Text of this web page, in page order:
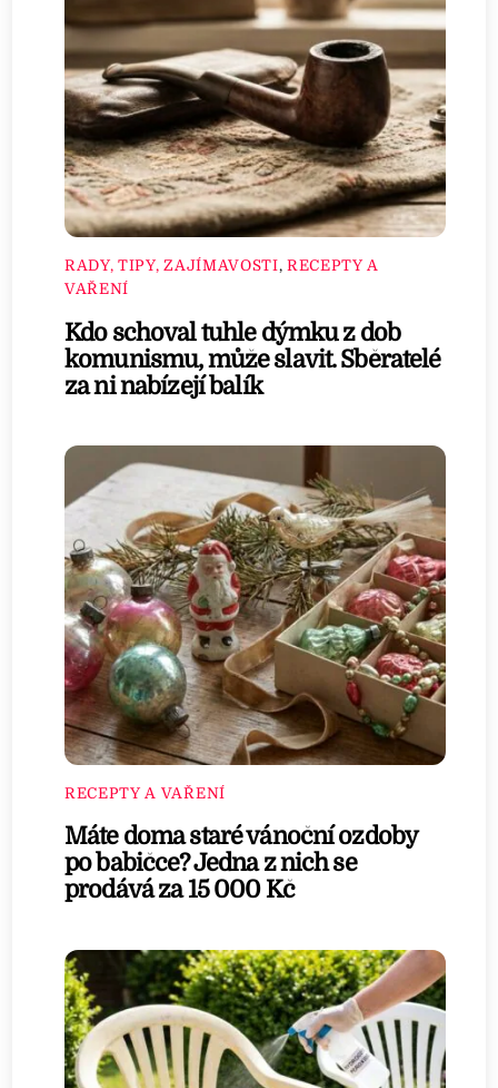
RADY, TIPY, ZAJÍMAVOSTI, RECEPTY A
VAŘENÍ
Kdo schoval tuhle dýmku z dob
komunismu, může slavit. Sběratelé
za ni nabízejí balík
RECEPTY A VAŘENÍ
Máte doma staré vánoční ozdoby
po babičce? Jedna z nich se
prodává za 15 000 Kč